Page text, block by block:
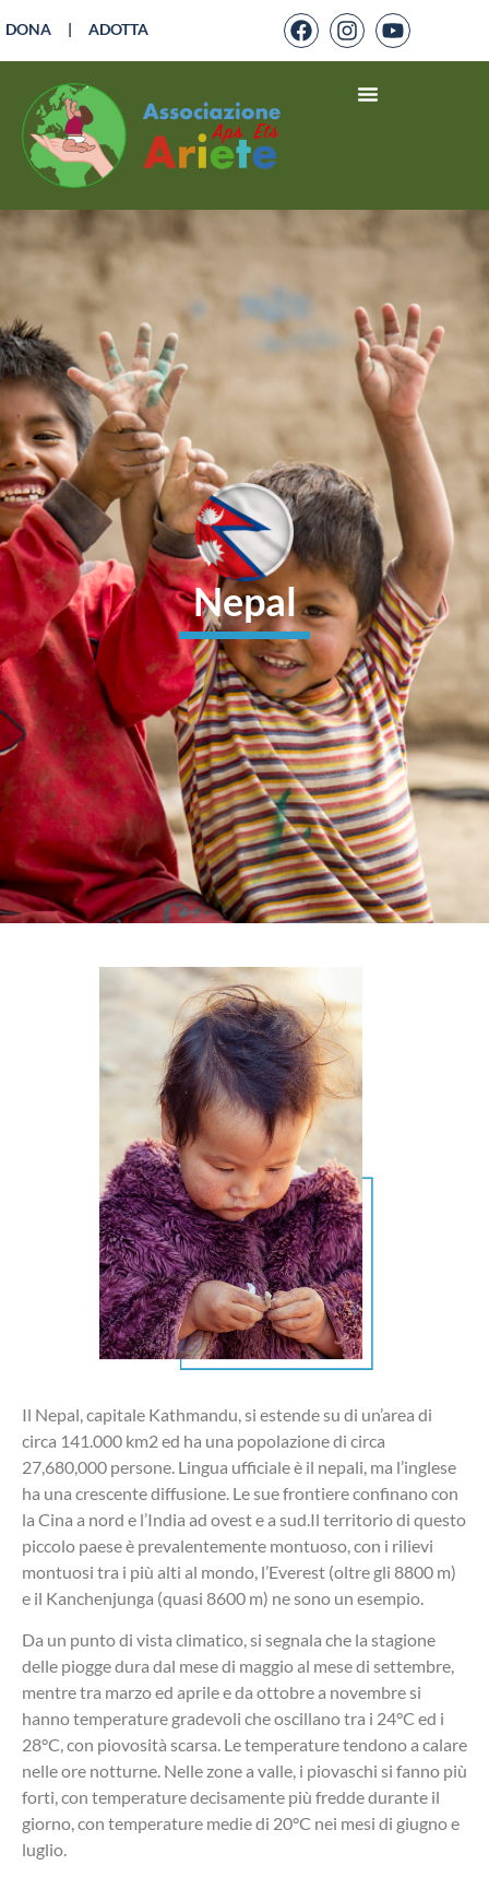
DONA | ADOTTA
Nepal
Il Nepal, capitale Kathmandu, si estende su di un’area di
circa 141.000 km2 ed ha una popolazione di circa
27,680,000 persone. Lingua ufficiale è il nepali, ma l’inglese
ha una crescente diffusione. Le sue frontiere confinano con
la Cina a nord e l’India ad ovest e a sud.Il territorio di questo
piccolo paese è prevalentemente montuoso, con i rilievi
montuosi tra i più alti al mondo, l’Everest (oltre gli 8800 m)
e il Kanchenjunga (quasi 8600 m) ne sono un esempio.
Da un punto di vista climatico, si segnala che la stagione
delle piogge dura dal mese di maggio al mese di settembre,
mentre tra marzo ed aprile e da ottobre a novembre si
hanno temperature gradevoli che oscillano tra i 24°C ed i
28°C, con piovosità scarsa. Le temperature tendono a calare
nelle ore notturne. Nelle zone a valle, i piovaschi si fanno più
forti, con temperature decisamente più fredde durante il
giorno, con temperature medie di 20°C nei mesi di giugno e
luglio.